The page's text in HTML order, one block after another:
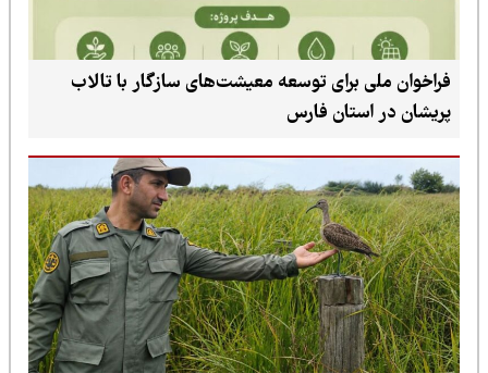
فراخوان ملی برای توسعه معیشت‌های سازگار با تالاب
پریشان در استان فارس